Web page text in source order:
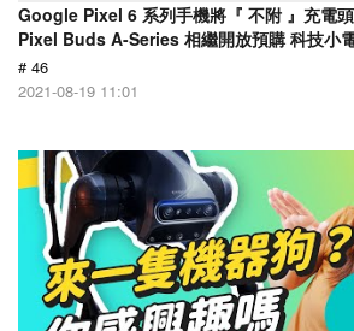
Google Pixel 6 系列手機將『 不附 』充電頭
Pixel Buds A-Series 相繼開放預購 科技小
# 46
2021-08-19 11:01